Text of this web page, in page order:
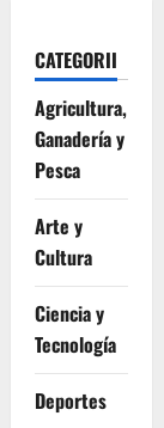
CATEGORII
Agricultura,
Ganadería y
Pesca
Arte y
Cultura
Ciencia y
Tecnología
Deportes